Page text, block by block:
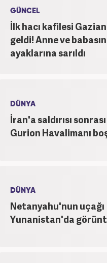
inanmakta ve bu
GÜNCEL
İlk hacı kafilesi
geldi! Anne ve
ayaklarına sarıldı
DÜNYA
İran'a saldırısı
Gurion Havalimanı
DÜNYA
Netanyahu'nun uçağı
Yunanistan'da